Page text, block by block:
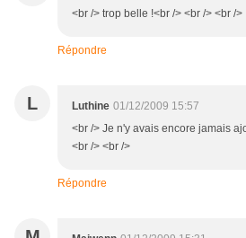
<br /> trop belle !<br /> <br /> <br />
Répondre
L Luthine 01/12/2009 15:57
<br /> Je n'y avais encore jamais
<br /> <br />
Répondre